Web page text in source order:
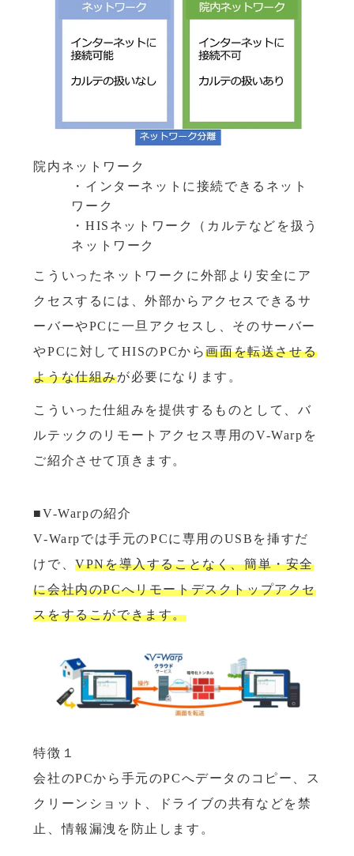
院内ネットワーク
・インターネットに接続できるネット
ワーク
・HISネットワーク（カルテなどを扱う
ネットワーク
こういったネットワークに外部より安全にア
クセスするには、外部からアクセスできるサ
ーバーやPCに一旦アクセスし、そのサーバー
やPCに対してHISのPCから画面を転送させる
ような仕組みが必要になります。
こういった仕組みを提供するものとして、バ
ルテックのリモートアクセス専用のV-Warpを
ご紹介させて頂きます。
■V-Warpの紹介
V-Warpでは手元のPCに専用のUSBを挿すだ
けで、VPNを導入することなく、簡単・安全
に会社内のPCへリモートデスクトップアクセ
スをするこができます。
特徴１
会社のPCから手元のPCへデータのコピー、ス
クリーンショット、ドライブの共有などを禁
止、情報漏洩を防止します。